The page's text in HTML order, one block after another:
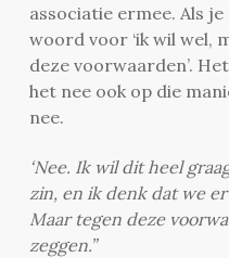
associatie ermee. Als
woord voor ‘ik wil wel,
deze voorwaarden’.
het nee ook op die
nee.
‘Nee. Ik wil dit heel
zin, en ik denk dat we
Maar tegen deze
zeggen.”